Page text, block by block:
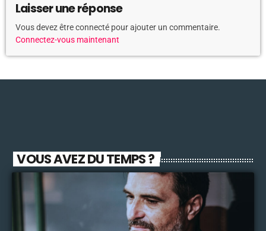
Laisser une réponse
Vous devez être connecté pour ajouter un commentaire.
Connectez-vous maintenant
VOUS AVEZ DU TEMPS ?